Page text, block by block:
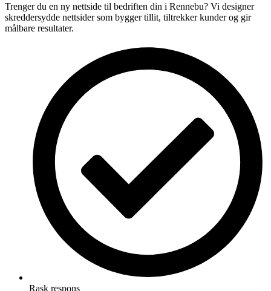
Trenger du en ny nettside til bedriften din i Rennebu? Vi designer
skreddersydde nettsider som bygger tillit, tiltrekker kunder og gir
målbare resultater.
Rask respons